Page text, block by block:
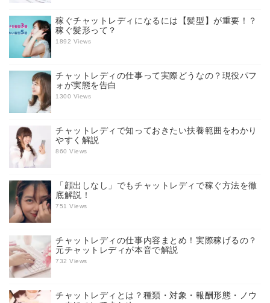
稼ぐチャットレディになるには【髪型】が重要！？
稼ぐ髪形って？
1892 Views
チャットレディの仕事って実際どうなの？現役パフ
ォが実態を告白
1300 Views
チャットレディで知っておきたい扶養範囲をわかり
やすく解説
860 Views
「顔出しなし」でもチャットレディで稼ぐ方法を徹
底解説！
751 Views
チャットレディの仕事内容まとめ！実際稼げるの？
元チャットレディが本音で解説
732 Views
チャットレディとは？種類・対象・報酬形態・ノウ